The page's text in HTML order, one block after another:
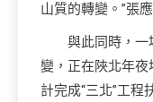
山質的轉變。”張
與此同時，一
變，正在陜北年夜
計完成“三北”工程